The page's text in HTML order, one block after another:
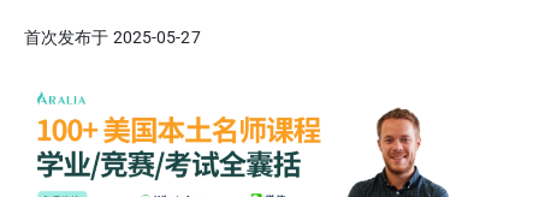
首次发布于 2025-05-27